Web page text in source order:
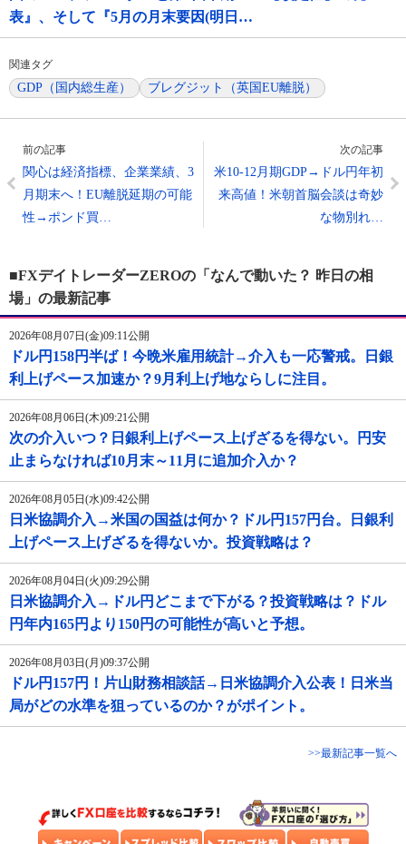
表』、そして『5月の月末要因(明日…
関連タグ
GDP（国内総生産） ブレグジット（英国EU離脱）
前の記事
関心は経済指標、企業業績、3
月期末へ！EU離脱延期の可能
性→ポンド買…
次の記事
米10-12月期GDP→ドル円年初
来高値！米朝首脳会談は奇妙
な物別れ…
■FXデイトレーダーZEROの「なんで動いた？ 昨日の相
場」の最新記事
2026年08月07日(金)09:11公開
ドル円158円半ば！今晩米雇用統計→介入も一応警戒。日銀
利上げペース加速か？9月利上げ地ならしに注目。
2026年08月06日(木)09:21公開
次の介入いつ？日銀利上げペース上げざるを得ない。円安
止まらなければ10月末～11月に追加介入か？
2026年08月05日(水)09:42公開
日米協調介入→米国の国益は何か？ドル円157円台。日銀利
上げペース上げざるを得ないか。投資戦略は？
2026年08月04日(火)09:29公開
日米協調介入→ドル円どこまで下がる？投資戦略は？ドル
円年内165円より150円の可能性が高いと予想。
2026年08月03日(月)09:37公開
ドル円157円！片山財務相談話→日米協調介入公表！日米当
局がどの水準を狙っているのか？がポイント。
>>最新記事一覧へ